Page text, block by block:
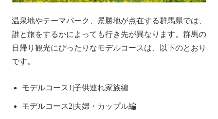
温泉地やテーマパーク、景勝地が点在する群馬県では、
誰と旅をするかによっても行き先が異なります。群馬の
日帰り観光にぴったりなモデルコースは、以下のとおり
です。
モデルコース1|子供連れ家族編
モデルコース2|夫婦・カップル編